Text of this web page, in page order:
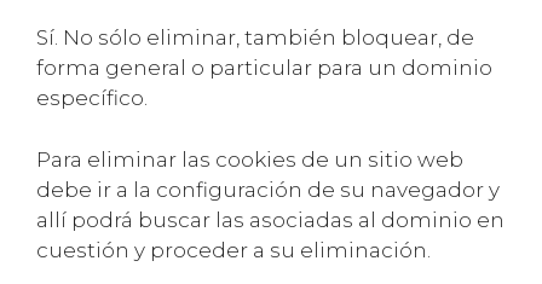
Sí. No sólo eliminar, también bloquear, de
forma general o particular para un dominio
específico.
Para eliminar las cookies de un sitio web
debe ir a la configuración de su navegador y
allí podrá buscar las asociadas al dominio en
cuestión y proceder a su eliminación.